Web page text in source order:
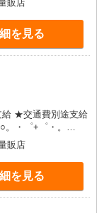
月2回払
・。○。・゜
販店
を見る
★交通費別途支給
(規定有) お友達
(規定有) ★月2
）★ ゜・。○。・゜
販店
を見る